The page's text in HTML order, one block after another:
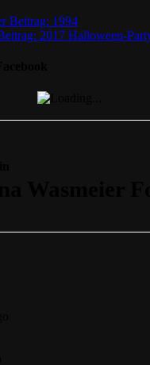
Beitrag: 1994
2017 Halloween-